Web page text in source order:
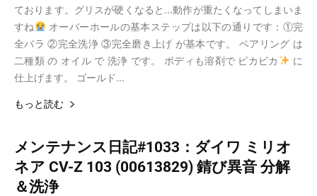
ております。グリスが硬くなると...動作が重たくなってしまいま
すね
オーバーホールの基本ステップは以下の通りです：①完
全バラ ②完全洗浄 ③完全磨き上げ が基本です。 ベアリング は
二種類 の オイル で 洗浄 です。 ボディも溶剤で ピカピカ
に
仕上げます。 ゴールド...
もっと読む
メンテナンス日記#1033：ダイワ ミリオ
ネア CV-Z 103 (00613829) 錆び異音 分解
＆洗浄